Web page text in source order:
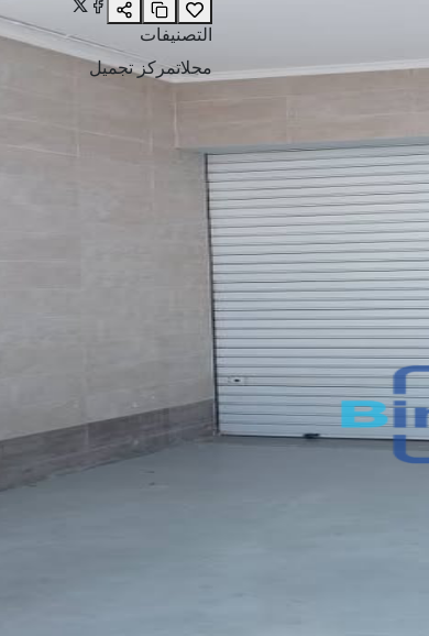
التصنيفات
محلاتمركز تجميل